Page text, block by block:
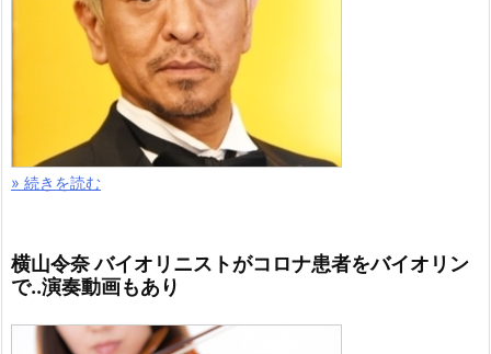
» 続きを読む
横山令奈 バイオリニストがコロナ患者をバイオリン
で..演奏動画もあり